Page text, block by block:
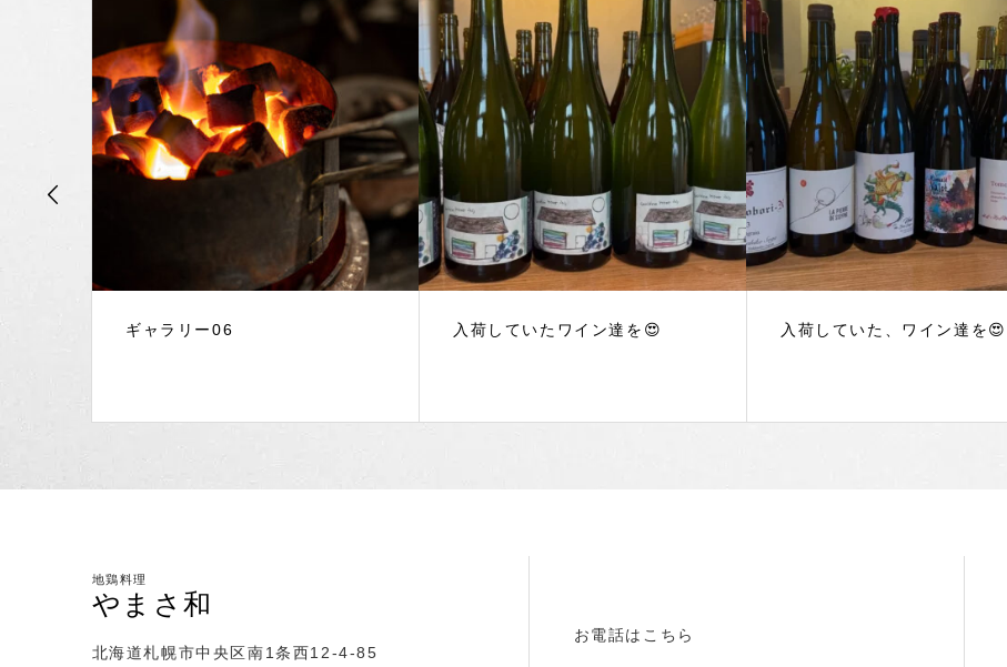
ギャラリー06 入荷していたワイン達を😍 入荷していた、ワイン達を😍
やまさ和
北海道札幌市中央区南1条西12-4-85
お電話はこちら